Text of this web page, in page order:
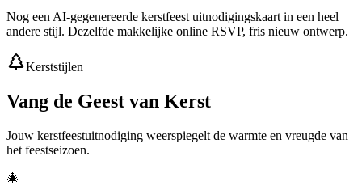
Nog een AI-gegenereerde kerstfeest uitnodigingskaart in een heel
andere stijl. Dezelfde makkelijke online RSVP, fris nieuw ontwerp.
Kerststijlen
Vang de Geest van Kerst
Jouw kerstfeestuitnodiging weerspiegelt de warmte en vreugde van
het feestseizoen.
🎄